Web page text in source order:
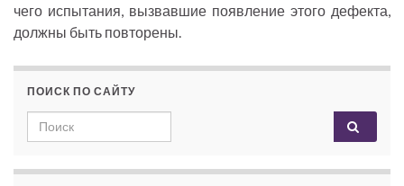
чего испытания, вызвавшие появление этого дефекта,
должны быть повторены.
ПОИСК ПО САЙТУ
Search for: